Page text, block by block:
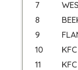
7
8
9
10
11